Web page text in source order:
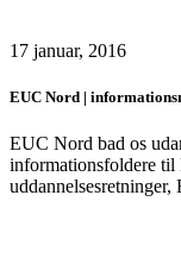
17 januar, 2016
EUC Nord |
EUC Nord bad os
informationsfoldere til